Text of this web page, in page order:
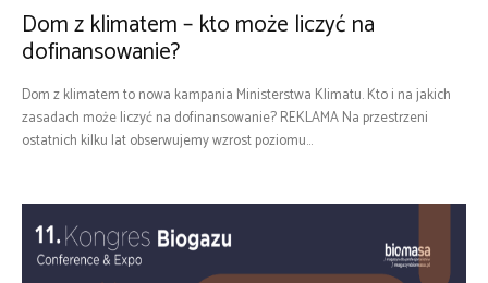
Dom z klimatem – kto może liczyć na
dofinansowanie?
Dom z klimatem to nowa kampania Ministerstwa Klimatu. Kto i na jakich
zasadach może liczyć na dofinansowanie? REKLAMA Na przestrzeni
ostatnich kilku lat obserwujemy wzrost poziomu...